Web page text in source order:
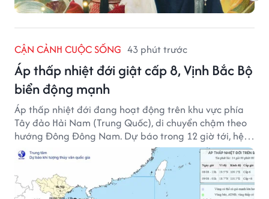
CẬN CẢNH CUỘC SỐNG 43 phút trước
Áp thấp nhiệt đới giật cấp 8, Vịnh Bắc Bộ
biển động mạnh
Áp thấp nhiệt đới đang hoạt động trên khu vực phía
Tây đảo Hải Nam (Trung Quốc), di chuyển chậm theo
hướng Đông Đông Nam. Dự báo trong 12 giờ tới, hệ
thống này suy yếu dần thành vùng áp thấp.